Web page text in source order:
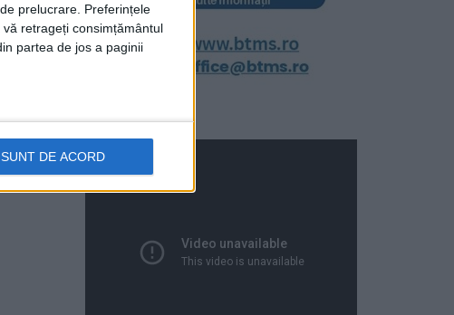
prelucrare. Preferințele
retrageți consimțământul
partea de jos a paginii
SUNT DE ACORD